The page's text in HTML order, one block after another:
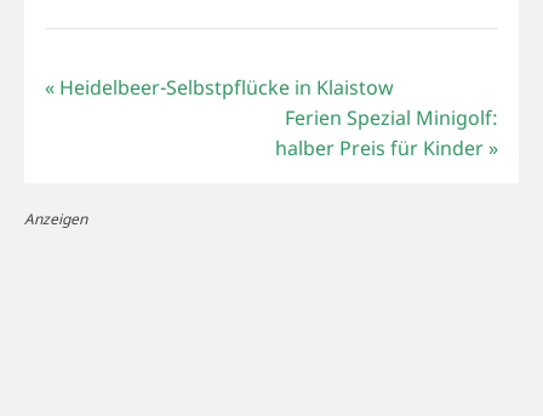
«Heidelbeer-Selbstpflücke in Klaistow
Ferien Spezial Minigolf:
halber Preis für Kinder»
Anzeigen